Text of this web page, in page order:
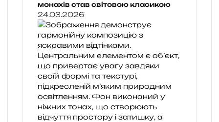
монахів став світовою класикою
24.03.2026